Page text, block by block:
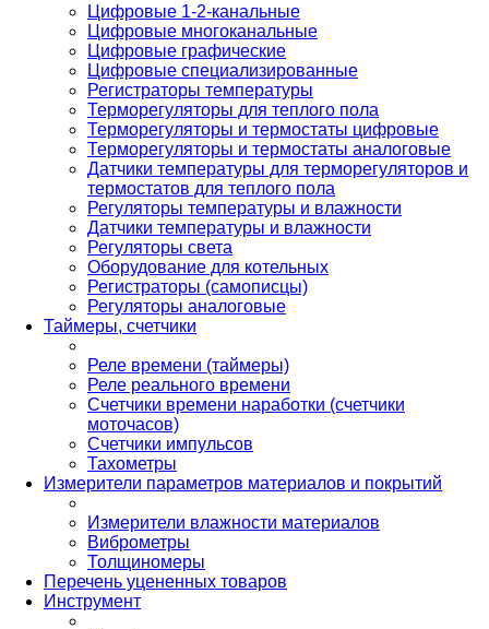
Цифровые 1-2-канальные
Цифровые многоканальные
Цифровые графические
Цифровые специализированные
Регистраторы температуры
Терморегуляторы для теплого пола
Терморегуляторы и термостаты цифровые
Терморегуляторы и термостаты аналоговые
Датчики температуры для терморегуляторов и
термостатов для теплого пола
Регуляторы температуры и влажности
Датчики температуры и влажности
Регуляторы света
Оборудование для котельных
Регистраторы (самописцы)
Регуляторы аналоговые
Таймеры, счетчики
Реле времени (таймеры)
Реле реального времени
Счетчики времени наработки (счетчики
моточасов)
Счетчики импульсов
Тахометры
Измерители параметров материалов и покрытий
Измерители влажности материалов
Виброметры
Толщиномеры
Перечень уцененных товаров
Инструмент